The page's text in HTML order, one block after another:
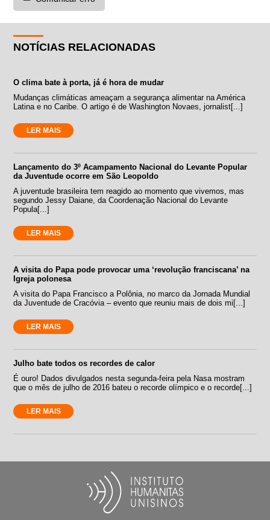
NOTÍCIAS RELACIONADAS
O clima bate à porta, já é hora de mudar
Mudanças climáticas ameaçam a segurança alimentar na América
Latina e no Caribe. O artigo é de Washington Novaes, jornalist[...]
LER MAIS
Lançamento do 3º Acampamento Nacional do Levante Popular
da Juventude ocorre em São Leopoldo
A juventude brasileira tem reagido ao momento que vivemos, mas
segundo Jessy Daiane, da Coordenação Nacional do Levante
Popula[...]
LER MAIS
A visita do Papa pode provocar uma ‘revolução franciscana’ na
Igreja polonesa
A visita do Papa Francisco a Polônia, no marco da Jornada Mundial
da Juventude de Cracóvia – evento que reuniu mais de dois mi[...]
LER MAIS
Julho bate todos os recordes de calor
É ouro! Dados divulgados nesta segunda-feira pela Nasa mostram
que o mês de julho de 2016 bateu o recorde olímpico e o recorde[...]
LER MAIS